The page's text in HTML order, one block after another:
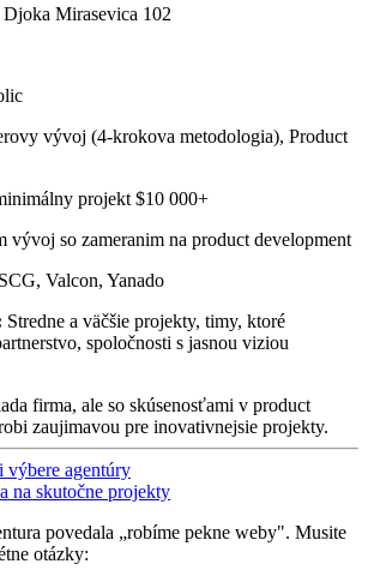
Mirasevica 102
vývoj (4-krokova metodologia), Product
projekt $10 000+
vývoj so zameranim na product development
Valcon, Yanado
Stredne a väčšie projekty, timy, ktoré
spoločnosti s jasnou viziou
firma, ale so skúsenosťami v product
zaujimavou pre inovativnejsie projekty.
výbere agentúry
na skutočne projekty
povedala „robíme pekne weby". Musite
otázky: